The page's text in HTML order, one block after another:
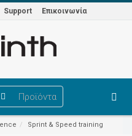
Support Επικοινωνία
Προϊόντα
Sprint & Speed training